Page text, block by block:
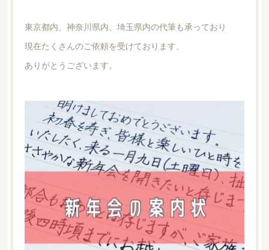
東京都内、神奈川県内、埼玉県内の代筆も承っており
現在たくさんのご依頼を受けております。
ありがとうございます。